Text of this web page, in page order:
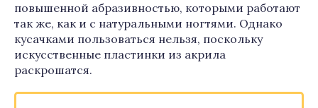
повышенной абразивностью, которыми работают
так же, как и с натуральными ногтями. Однако
кусачками пользоваться нельзя, поскольку
искусственные пластинки из акрила
раскрошатся.